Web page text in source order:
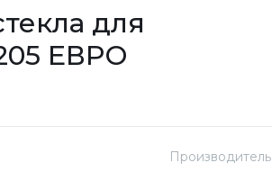
для
ЕВРО
Производитель